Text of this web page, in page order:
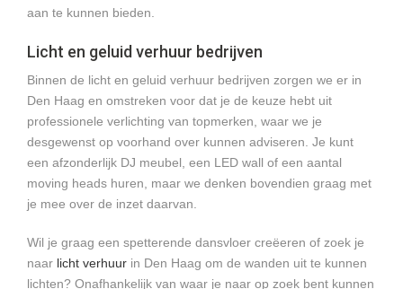
aan te kunnen bieden.
Licht en geluid verhuur bedrijven
Binnen de licht en geluid verhuur bedrijven zorgen we er in
Den Haag en omstreken voor dat je de keuze hebt uit
professionele verlichting van topmerken, waar we je
desgewenst op voorhand over kunnen adviseren. Je kunt
een afzonderlijk DJ meubel, een LED wall of een aantal
moving heads huren, maar we denken bovendien graag met
je mee over de inzet daarvan.
Wil je graag een spetterende dansvloer creëeren of zoek je
naar licht verhuur in Den Haag om de wanden uit te kunnen
lichten? Onafhankelijk van waar je naar op zoek bent kunnen